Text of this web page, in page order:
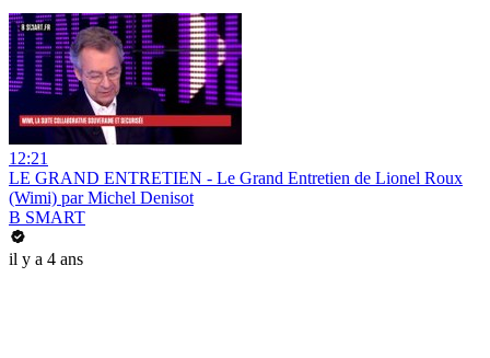
12:21
LE GRAND ENTRETIEN - Le Grand Entretien de Lionel Roux
(Wimi) par Michel Denisot
B SMART
il y a 4 ans